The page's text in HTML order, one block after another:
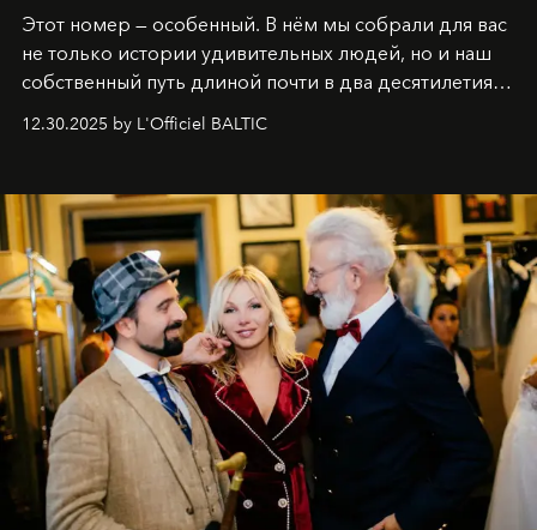
Этот номер — особенный. В нём мы собрали для вас
не только истории удивительных людей, но и наш
собственный путь длиной почти в два десятилетия.
души говорим спасибо каждому, кто был с нами все
самыми искренними пожеланиями и теплом, ваша
командаL’Officiel Baltic .
12.30.2025 by L'Officiel BALTIC